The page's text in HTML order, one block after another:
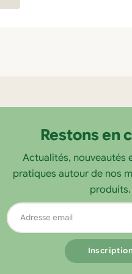
Restons en
Actualités, nouveautés
pratiques autour de nos
produits.
Adresse
email